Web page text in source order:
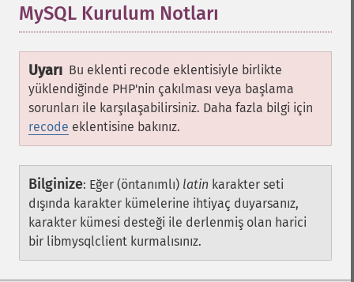
MySQL Kurulum Notları
Uyarı Bu eklenti recode eklentisiyle birlikte
yüklendiğinde PHP'nin çakılması veya başlama
sorunları ile karşılaşabilirsiniz. Daha fazla bilgi için
recode eklentisine bakınız.
Bilginize: Eğer (öntanımlı) latin karakter seti
dışında karakter kümelerine ihtiyaç duyarsanız,
karakter kümesi desteği ile derlenmiş olan harici
bir libmysqlclient kurmalısınız.